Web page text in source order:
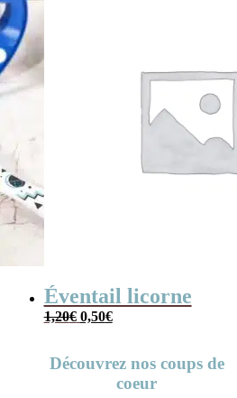
Éventail licorne
1,20€ Le
était :
0,50€Le
est :
0,50€.
Découvrez nos coups de
coeur